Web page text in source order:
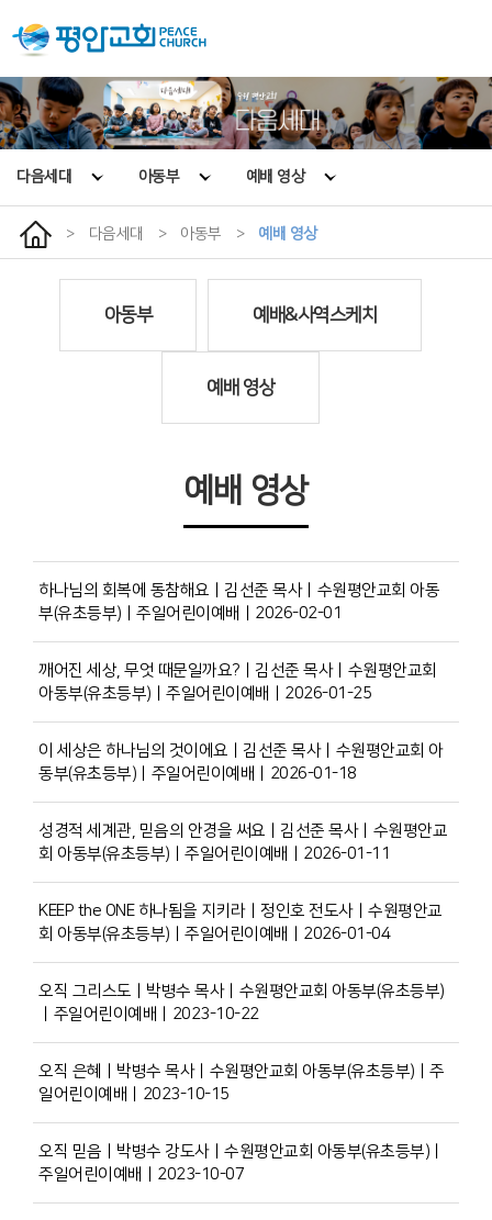
다음세대 아동부 예배 영상
> 다음세대 > 아동부 > 예배 영상
아동부 예배&사역스케치
예배 영상
예배 영상
하나님의 회복에 동참해요ㅣ김선준 목사ㅣ수원평안교회 아동
부(유초등부)ㅣ주일어린이예배ㅣ2026-02-01
깨어진 세상, 무엇 때문일까요?ㅣ김선준 목사ㅣ수원평안교회
아동부(유초등부)ㅣ주일어린이예배ㅣ2026-01-25
이 세상은 하나님의 것이에요ㅣ김선준 목사ㅣ수원평안교회 아
동부(유초등부)ㅣ주일어린이예배ㅣ2026-01-18
성경적 세계관, 믿음의 안경을 써요ㅣ김선준 목사ㅣ수원평안교
회 아동부(유초등부)ㅣ주일어린이예배ㅣ2026-01-11
KEEP the ONE 하나됨을 지키라ㅣ정인호 전도사ㅣ수원평안교
회 아동부(유초등부)ㅣ주일어린이예배ㅣ2026-01-04
오직 그리스도ㅣ박병수 목사ㅣ수원평안교회 아동부(유초등부)
ㅣ주일어린이예배ㅣ2023-10-22
오직 은혜ㅣ박병수 목사ㅣ수원평안교회 아동부(유초등부)ㅣ주
일어린이예배ㅣ2023-10-15
오직 믿음ㅣ박병수 강도사ㅣ수원평안교회 아동부(유초등부)ㅣ
주일어린이예배ㅣ2023-10-07